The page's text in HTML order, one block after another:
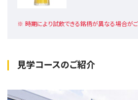
時期により試飲できる銘柄が異なる場合がご
見学コースのご紹介